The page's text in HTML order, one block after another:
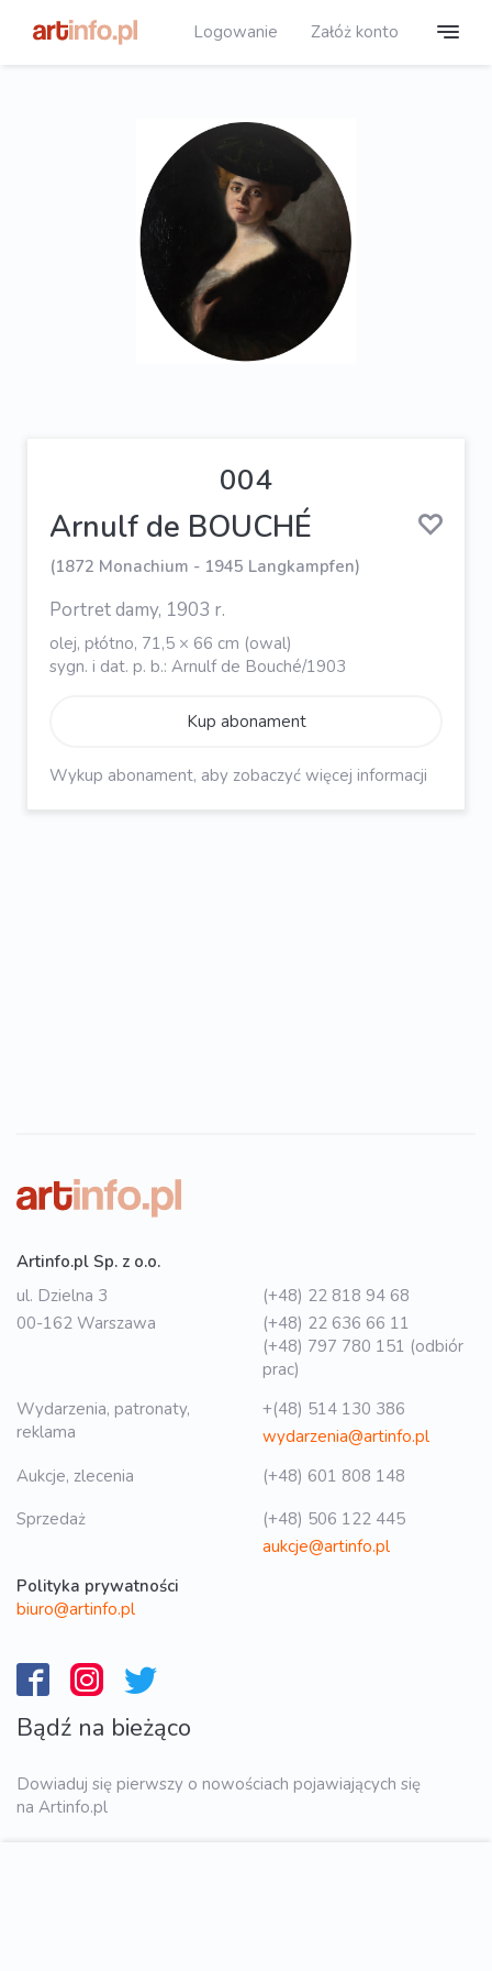
Logowanie Załóż konto
004
Arnulf de BOUCHÉ
(1872 Monachium - 1945 Langkampfen)
Portret damy, 1903 r.
olej, płótno, 71,5 × 66 cm (owal)
sygn. i dat. p. b.: Arnulf de Bouché/1903
Kup abonament
Wykup abonament, aby zobaczyć więcej informacji
Artinfo.pl Sp. z o.o.
ul. Dzielna 3
00-162 Warszawa
(+48) 22 818 94 68
(+48) 22 636 66 11
(+48) 797 780 151 (odbiór
prac)
Wydarzenia, patronaty,
reklama
+(48) 514 130 386
wydarzenia@artinfo.pl
Aukcje, zlecenia
(+48) 601 808 148
Sprzedaż
(+48) 506 122 445
aukcje@artinfo.pl
Polityka prywatności
biuro@artinfo.pl
Bądź na bieżąco
Dowiaduj się pierwszy o nowościach pojawiających się
na Artinfo.pl